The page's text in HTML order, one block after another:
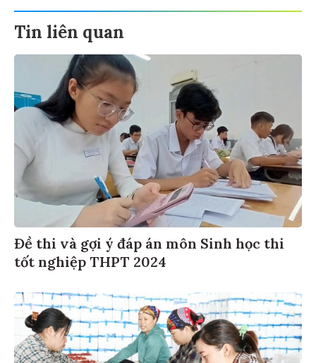
Tin liên quan
Đề thi và gợi ý đáp án môn Sinh học thi
tốt nghiệp THPT 2024